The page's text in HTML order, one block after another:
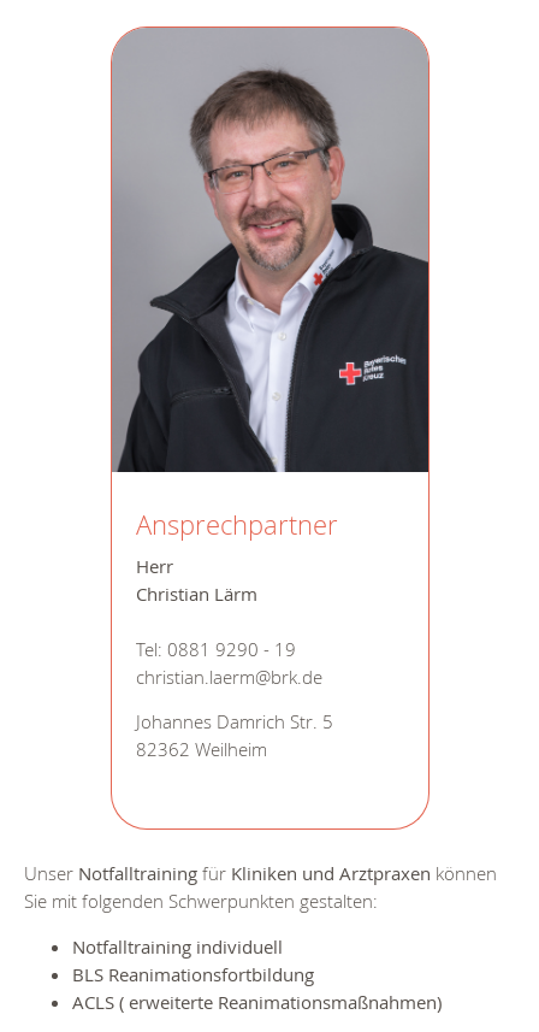
Ansprechpartner
Herr
Christian Lärm
Tel: 0881 9290 - 19
christian.laerm@brk.de
Johannes Damrich Str. 5
82362 Weilheim
Unser Notfalltraining für Kliniken und Arztpraxen können
Sie mit folgenden Schwerpunkten gestalten:
Notfalltraining individuell
BLS Reanimationsfortbildung
ACLS ( erweiterte Reanimationsmaßnahmen)